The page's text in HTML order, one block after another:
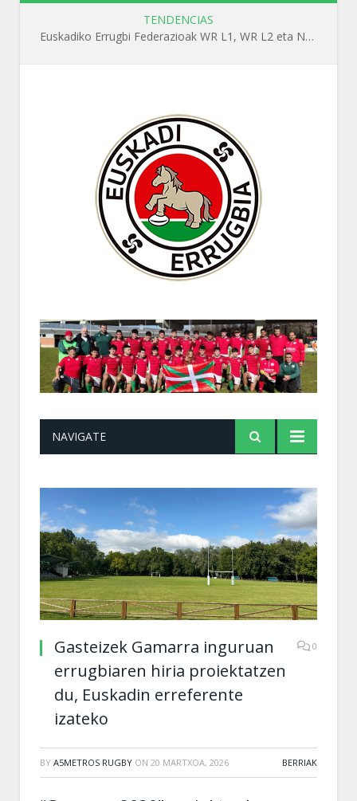
TENDENCIAS
Euskadiko Errugbi Federazioak WR L1, WR L2 eta N1 ikastaroak antolatuko ditu irailean Getxon
NAVIGATE
Gasteizek Gamarra inguruan
errugbiaren hiria proiektatzen
du, Euskadin erreferente
izateko
0
BY A5METROS RUGBY ON 20 MARTXOA, 2026 BERRIAK